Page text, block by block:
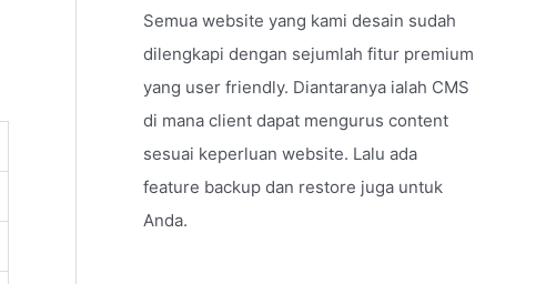
Semua website yang kami desain sudah
dilengkapi dengan sejumlah fitur premium
yang user friendly. Diantaranya ialah CMS
di mana client dapat mengurus content
sesuai keperluan website. Lalu ada
feature backup dan restore juga untuk
Anda.